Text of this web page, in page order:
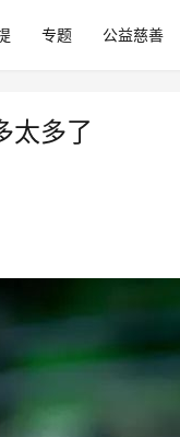
专题 公益慈善
太多了